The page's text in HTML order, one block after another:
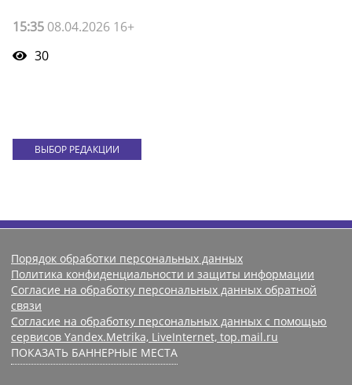
15:35 08.04.2026 16+
30
ВЫБОР РЕДАКЦИИ
Порядок обработки персональных данных
Политика конфиденциальности и защиты информации
Согласие на обработку персональных данных обратной
связи
Согласие на обработку персональных данных с помощью
сервисов Yandex.Metrika, LiveInternet, top.mail.ru
ПОКАЗАТЬ БАННЕРНЫЕ МЕСТА